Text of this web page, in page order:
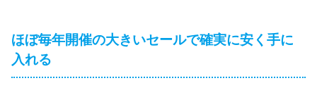
ほぼ毎年開催の大きいセールで確実に安く手に
入れる